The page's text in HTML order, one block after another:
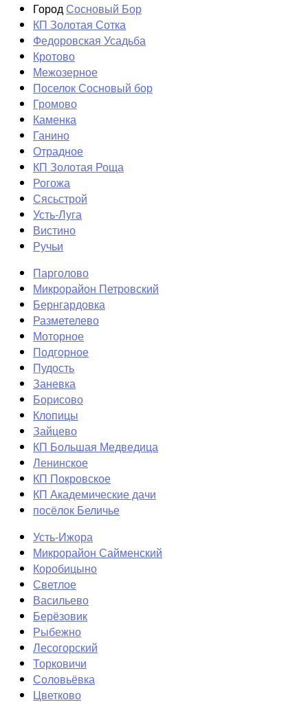
ГородСосновый Бор
КП Золотая Сотка
Федоровская Усадьба
Кротово
Межозерное
Поселок Сосновый бор
Громово
Каменка
Ганино
Отрадное
КП Золотая Роща
Рогожа
Сясьстрой
Усть-Луга
Вистино
Ручьи
Парголово
Микрорайон Петровский
Бернгардовка
Разметелево
Моторное
Подгорное
Пудость
Заневка
Борисово
Клопицы
Зайцево
КП Большая Медведица
Ленинское
КП Покровское
КП Академические дачи
посёлок Беличье
Усть-Ижора
Микрорайон Сайменский
Коробицыно
Светлое
Васильево
Берёзовик
Рыбежно
Лесогорский
Торковичи
Соловьёвка
Цветково